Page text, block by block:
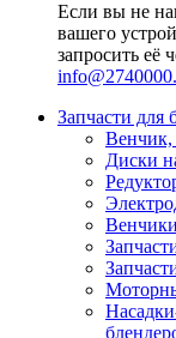
Если вы не
вашего
запросить её
info@2740000
Запчасти для
Венчик,
Диски